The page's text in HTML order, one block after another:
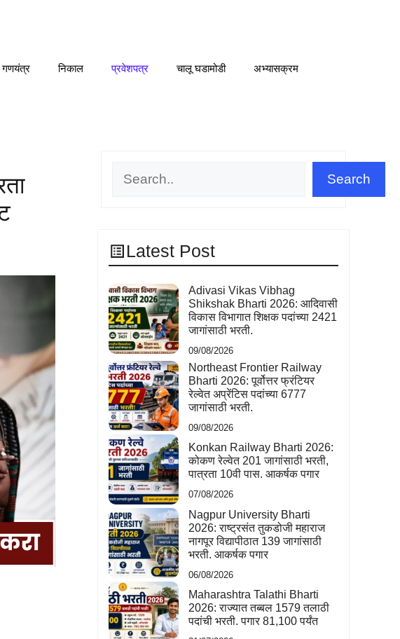
गणयंत्र निकाल प्रवेशपत्र चालू घडामोडी अभ्यासक्रम
Search
Latest Post
Adivasi Vikas Vibhag
Shikshak Bharti 2026: आदिवासी
विकास विभागात शिक्षक पदांच्या 2421
जागांसाठी भरती.
09/08/2026
Northeast Frontier Railway
Bharti 2026: पूर्वोत्तर फ्रंटियर
रेल्वेत अप्रेंटिस पदांच्या 6777
जागांसाठी भरती.
09/08/2026
Konkan Railway Bharti 2026:
कोकण रेल्वेत 201 जागांसाठी भरती,
पात्रता 10वी पास. आकर्षक पगार
07/08/2026
Nagpur University Bharti
2026: राष्ट्रसंत तुकडोजी महाराज
नागपूर विद्यापीठात 139 जागांसाठी
भरती. आकर्षक पगार
06/08/2026
Maharashtra Talathi Bharti
2026: राज्यात तब्बल 1579 तलाठी
पदांची भरती. पगार 81,100 पर्यंत